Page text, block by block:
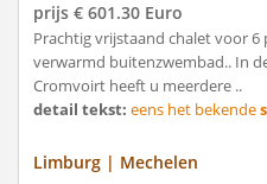
prijs € 601.30 Euro
Prachtig vrijstaand chalet voor
verwarmd buitenzwembad.. In
Cromvoirt heeft u meerdere ..
detail tekst: eens het bekende
Limburg | Mechelen